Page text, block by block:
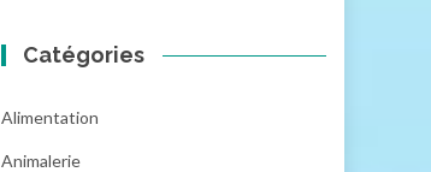
Catégories
Alimentation
Animalerie